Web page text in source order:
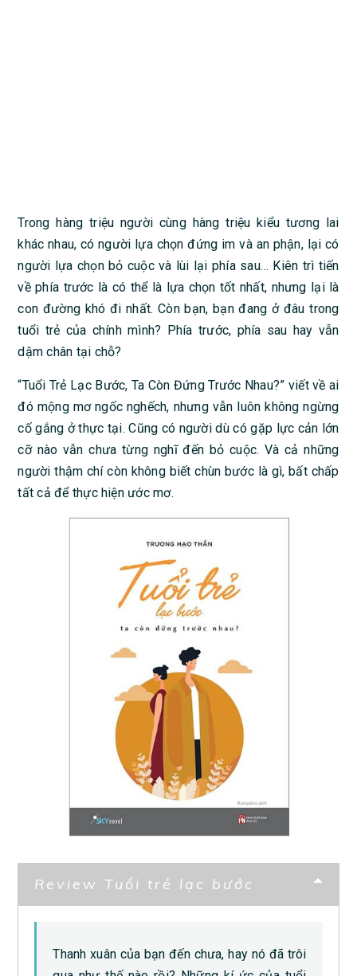
Trong hàng triệu người cùng hàng triệu kiểu tương lai
khác nhau, có người lựa chọn đứng im và an phận, lại có
người lựa chọn bỏ cuộc và lùi lại phía sau… Kiên trì tiến
về phía trước là có thể là lựa chọn tốt nhất, nhưng lại là
con đường khó đi nhất. Còn bạn, bạn đang ở đâu trong
tuổi trẻ của chính mình? Phía trước, phía sau hay vẫn
dậm chân tại chỗ?
“Tuổi Trẻ Lạc Bước, Ta Còn Đứng Trước Nhau?” viết về ai
đó mộng mơ ngốc nghếch, nhưng vẫn luôn không ngừng
cố gắng ở thực tại. Cũng có người dù có gặp lực cản lớn
cỡ nào vẫn chưa từng nghĩ đến bỏ cuộc. Và cả những
người thậm chí còn không biết chùn bước là gì, bất chấp
tất cả để thực hiện ước mơ.
Review Tuổi trẻ lạc bước
Thanh xuân của bạn đến chưa, hay nó đã trôi